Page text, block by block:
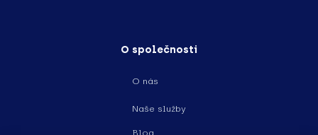
O společnosti
O nás
Naše služby
Blog